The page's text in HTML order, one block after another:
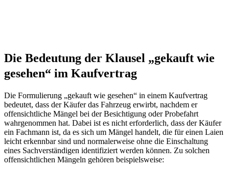
Die Bedeutung der Klausel „gekauft wie
gesehen“ im Kaufvertrag
Die Formulierung „gekauft wie gesehen“ in einem Kaufvertrag
bedeutet, dass der Käufer das Fahrzeug erwirbt, nachdem er
offensichtliche Mängel bei der Besichtigung oder Probefahrt
wahrgenommen hat. Dabei ist es nicht erforderlich, dass der Käufer
ein Fachmann ist, da es sich um Mängel handelt, die für einen Laien
leicht erkennbar sind und normalerweise ohne die Einschaltung
eines Sachverständigen identifiziert werden können. Zu solchen
offensichtlichen Mängeln gehören beispielsweise: